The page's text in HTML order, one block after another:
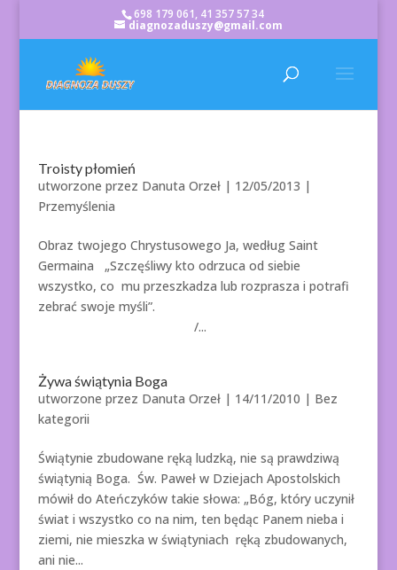
698 179 061, 41 357 57 34
diagnozaduszy@gmail.com
Troisty płomień
utworzone przez Danuta Orzeł| 12/05/2013 |
Przemyślenia
Obraz twojego Chrystusowego Ja, według Saint
Germaina „Szczęśliwy kto odrzuca od siebie
wszystko, co mu przeszkadza lub rozprasza i potrafi
zebrać swoje myśli”.
/...
Żywa świątynia Boga
utworzone przez Danuta Orzeł| 14/11/2010 | Bez
kategorii
Świątynie zbudowane ręką ludzką, nie są prawdziwą
świątynią Boga. Św. Paweł w Dziejach Apostolskich
mówił do Ateńczyków takie słowa: „Bóg, który uczynił
świat i wszystko co na nim, ten będąc Panem nieba i
ziemi, nie mieszka w świątyniach ręką zbudowanych,
ani nie...